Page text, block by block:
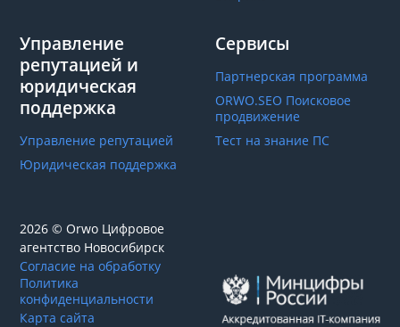
Управление
репутацией и
юридическая
поддержка
Управление репутацией
Юридическая поддержка
Сервисы
Партнерская программа
ORWO.SEO Поисковое
продвижение
Тест на знание ПС
2026 © Orwo Цифровое
агентство Новосибирск
Согласие на обработку
Политика
конфиденциальности
Карта сайта